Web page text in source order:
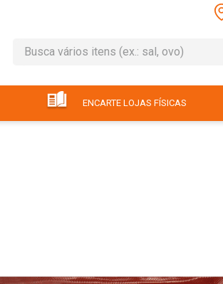
Busca vários itens (ex.: sal, ovo)
ENCARTE LOJAS FÍSICAS
café
8º pão